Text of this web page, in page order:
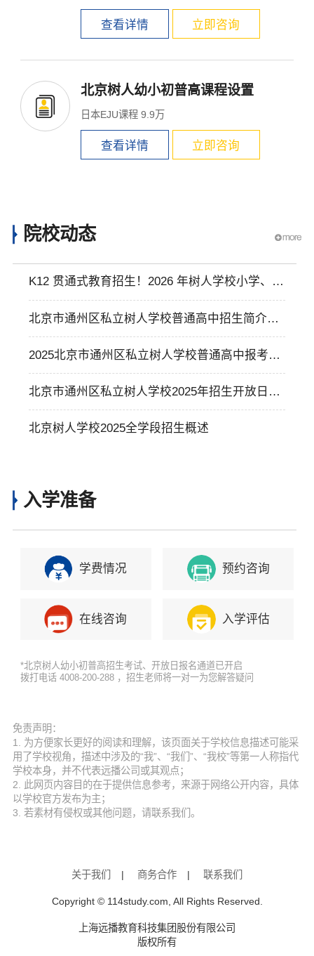
育，覆盖学前教育...
查看详情 立即咨询
北京树人幼小初普高课程设置
日本EJU课程 9.9万
查看详情 立即咨询
院校动态
K12 贯通式教育招生！2026 年树人学校小学、中
学开放日报名中
北京市通州区私立树人学校普通高中招生简介及
奖学金计划
2025北京市通州区私立树人学校普通高中报考说
明
北京市通州区私立树人学校2025年招生开放日报
名通道正式开启
北京树人学校2025全学段招生概述
入学准备
学费情况 预约咨询
在线咨询 入学评估
*北京树人幼小初普高招生考试、开放日报名通道已开启
拨打电话 4008-200-288 ，招生老师将一对一为您解答疑问
免责声明：
1. 为方便家长更好的阅读和理解，该页面关于学校信息描述可能采
用了学校视角，描述中涉及的“我”、“我们”、“我校”等第一人称指代
学校本身，并不代表远播公司或其观点；
2. 此网页内容目的在于提供信息参考，来源于网络公开内容，具体
以学校官方发布为主；
3. 若素材有侵权或其他问题，请联系我们。
关于我们 | 商务合作 | 联系我们
Copyright © 114study.com, All Rights Reserved.
上海远播教育科技集团股份有限公司
版权所有